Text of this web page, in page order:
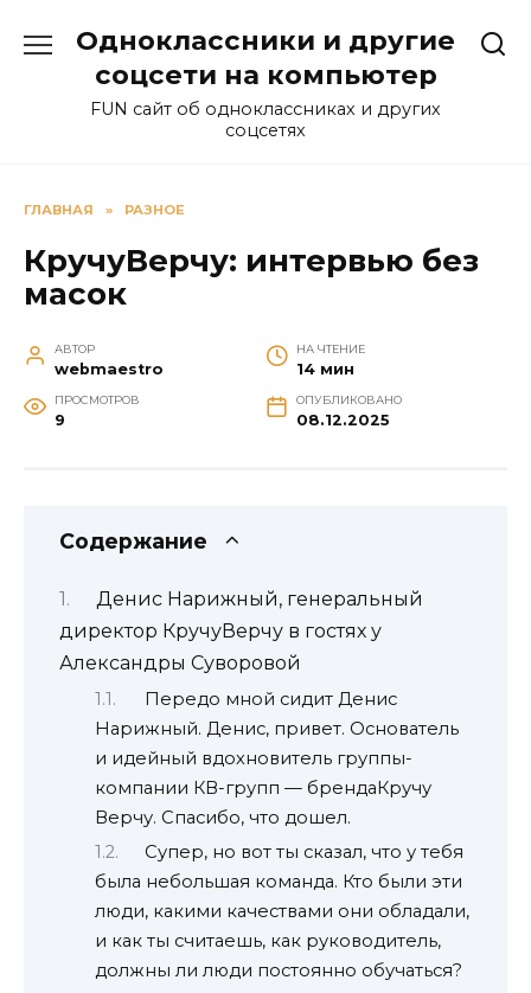
содержанию
Одноклассники и другие
соцсети на компьютер
FUN сайт об одноклассниках и других
соцсетях
ГЛАВНАЯ » РАЗНОЕ
КручуВерчу: интервью без
масок
АВТОР
webmaestro
НА ЧТЕНИЕ
14 мин
ПРОСМОТРОВ
9
ОПУБЛИКОВАНО
08.12.2025
Содержание
Денис Нарижный, генеральный
директор КручуВерчу в гостях у
Александры Суворовой
Передо мной сидит Денис
Нарижный. Денис, привет. Основатель
и идейный вдохновитель группы-
компании КВ-групп — брендаКручу
Верчу. Спасибо, что дошел.
Супер, но вот ты сказал, что у тебя
была небольшая команда. Кто были эти
люди, какими качествами они обладали,
и как ты считаешь, как руководитель,
должны ли люди постоянно обучаться?